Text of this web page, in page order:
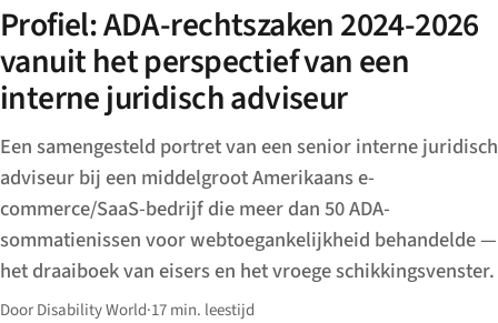
Profiel: ADA-rechtszaken 2024-2026
vanuit het perspectief van een
interne juridisch adviseur
Een samengesteld portret van een senior interne juridisch
adviseur bij een middelgroot Amerikaans e-
commerce/SaaS-bedrijf die meer dan 50 ADA-
sommatienissen voor webtoegankelijkheid behandelde —
het draaiboek van eisers en het vroege schikkingsvenster.
Door Disability World·17 min. leestijd